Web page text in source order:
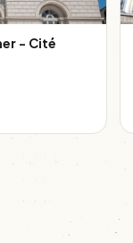
- Cité